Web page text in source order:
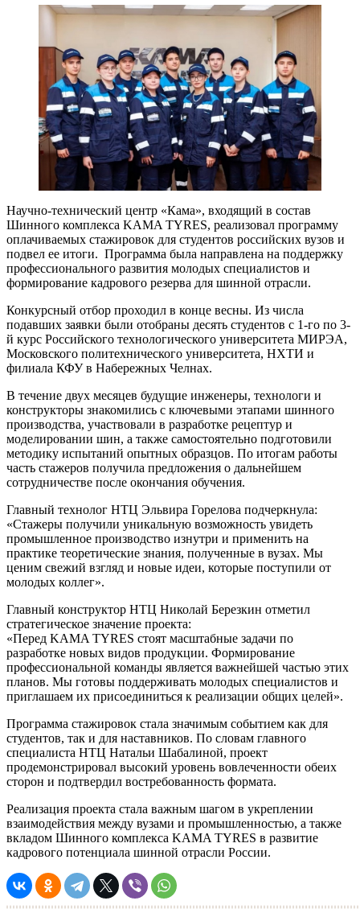
Научно-технический центр «Кама», входящий в состав
Шинного комплекса KAMA TYRES, реализовал программу
оплачиваемых стажировок для студентов российских вузов и
подвел ее итоги. Программа была направлена на поддержку
профессионального развития молодых специалистов и
формирование кадрового резерва для шинной отрасли.
Конкурсный отбор проходил в конце весны. Из числа
подавших заявки были отобраны десять студентов с 1-го по 3-
й курс Российского технологического университета МИРЭА,
Московского политехнического университета, НХТИ и
филиала КФУ в Набережных Челнах.
В течение двух месяцев будущие инженеры, технологи и
конструкторы знакомились с ключевыми этапами шинного
производства, участвовали в разработке рецептур и
моделировании шин, а также самостоятельно подготовили
методику испытаний опытных образцов. По итогам работы
часть стажеров получила предложения о дальнейшем
сотрудничестве после окончания обучения.
Главный технолог НТЦ Эльвира Горелова подчеркнула:
«Стажеры получили уникальную возможность увидеть
промышленное производство изнутри и применить на
практике теоретические знания, полученные в вузах. Мы
ценим свежий взгляд и новые идеи, которые поступили от
молодых коллег».
Главный конструктор НТЦ Николай Березкин отметил
стратегическое значение проекта:
«Перед KAMA TYRES стоят масштабные задачи по
разработке новых видов продукции. Формирование
профессиональной команды является важнейшей частью этих
планов. Мы готовы поддерживать молодых специалистов и
приглашаем их присоединиться к реализации общих целей».
Программа стажировок стала значимым событием как для
студентов, так и для наставников. По словам главного
специалиста НТЦ Натальи Шабалиной, проект
продемонстрировал высокий уровень вовлеченности обеих
сторон и подтвердил востребованность формата.
Реализация проекта стала важным шагом в укреплении
взаимодействия между вузами и промышленностью, а также
вкладом Шинного комплекса KAMA TYRES в развитие
кадрового потенциала шинной отрасли России.